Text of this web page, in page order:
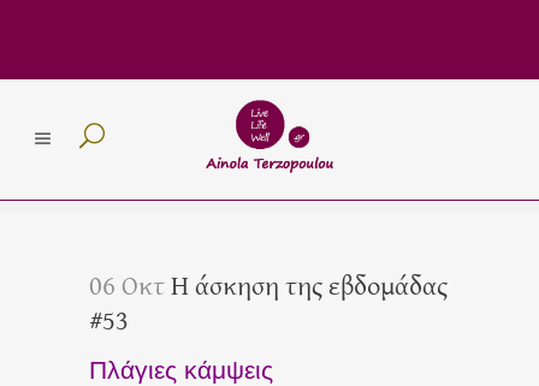
06 ΟκτΗ άσκηση της εβδομάδας
#53
Πλάγιες κάμψεις